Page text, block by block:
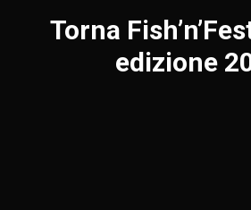
Torna
edizione